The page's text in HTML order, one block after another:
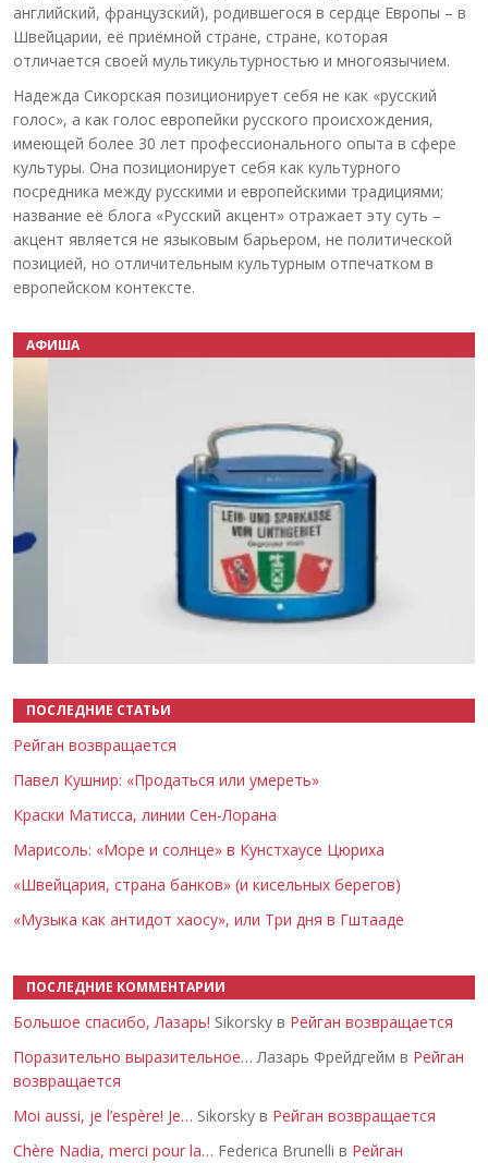
английский, французский), родившегося в сердце Европы – в
Швейцарии, её приёмной стране, стране, которая
отличается своей мультикультурностью и многоязычием.
Надежда Сикорская позиционирует себя не как «русский
голос», а как голос европейки русского происхождения,
имеющей более 30 лет профессионального опыта в сфере
культуры. Она позиционирует себя как культурного
посредника между русскими и европейскими традициями;
название её блога «Русский акцент» отражает эту суть –
акцент является не языковым барьером, не политической
позицией, но отличительным культурным отпечатком в
европейском контексте.
АФИША
ПОСЛЕДНИЕ СТАТЬИ
Рейган возвращается
Павел Кушнир: «Продаться или умереть»
Краски Матисса, линии Сен-Лорана
Марисоль: «Море и солнце» в Кунстхаусе Цюриха
«Швейцария, страна банков» (и кисельных берегов)
«Музыка как антидот хаосу», или Три дня в Гштааде
ПОСЛЕДНИЕ КОММЕНТАРИИ
Большое спасибо, Лазарь! Sikorsky в Рейган возвращается
Поразительно выразительное… Лазарь Фрейдгейм в Рейган
возвращается
Moi aussi, je l’espère! Je… Sikorsky в Рейган возвращается
Chère Nadia, merci pour la… Federica Brunelli в Рейган